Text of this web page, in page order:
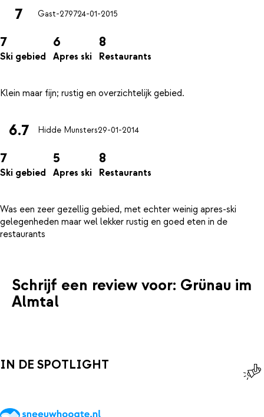
7 Gast-279724-01-2015
7
Ski gebied
6
Apres ski
8
Restaurants
6.7 Hidde Munsters29-01-2014
7
Ski gebied
5
Apres ski
8
Restaurants
Was een zeer gezellig gebied, met echter weinig apres-ski
gelegenheden maar wel lekker rustig en goed eten in de
Schrijf een review voor: Grünau im
Almtal
IN DE SPOTLIGHT